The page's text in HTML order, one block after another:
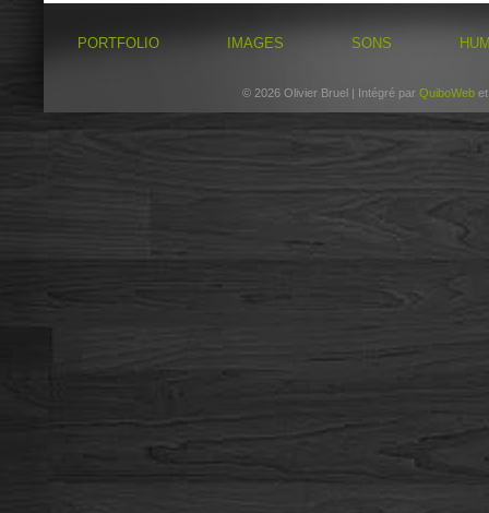
PORTFOLIO IMAGES SONS
© 2026 Olivier Bruel | Intégré par QuiboWeb